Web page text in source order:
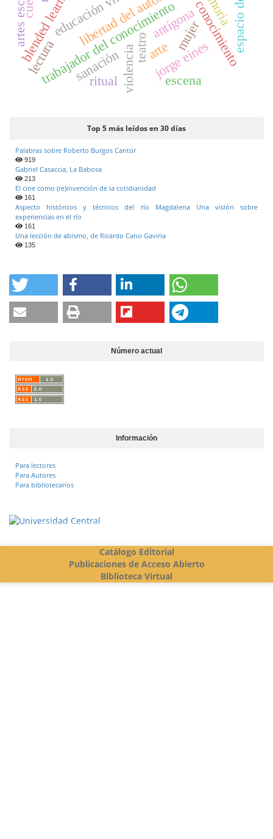
trabajador del conocimiento
blended learning antígona
mujer
teatro
violencia
libertad del autor
jorge eines
sanación
ritual escena
arte
lectura
Top 5 más leídos en 30 días
Palabras sobre Roberto Burgos Cantor
919
Gabriel Casaccia, La Babosa
213
El cine como (re)invención de la cotidianidad
161
Aspecto históricos y técnicos del río Magdalena Una visión sobre
experiencias en el río
161
Una lección de abismo, de Ricardo Cano Gaviria
135
Número actual
Información
Para lectores
Para Autores
Para bibliotecarios
Vigilada Mineducación
Catálogo Editorial
Publicaciones de Acceso Abierto
Biblioteca Virtual